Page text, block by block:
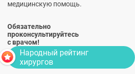
медицинскую помощь.
Обязательно
проконсультируйтесь
с врачом!
Народный рейтинг
хирургов